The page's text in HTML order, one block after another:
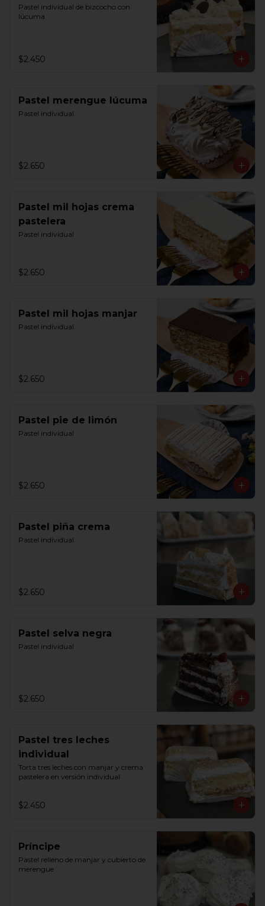
Pastel individual de bizcocho con
lúcuma
$2.450
Pastel merengue lúcuma
Pastel individual
$2.650
Pastel mil hojas crema
pastelera
Pastel individual
$2.650
Pastel mil hojas manjar
Pastel individual
$2.650
Pastel pie de limón
Pastel individual
$2.650
Pastel piña crema
Pastel individual
$2.650
Pastel selva negra
Pastel individual
$2.650
Pastel tres leches
individual
Torta tres leches con manjar y crema
pastelera en versión individual
$2.450
Príncipe
Pastel relleno de manjar y cubierto de
merengue